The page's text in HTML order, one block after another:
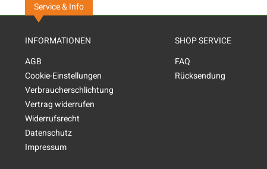
Service & Info
INFORMATIONEN
AGB
Cookie-Einstellungen
Verbraucherschlichtung
Vertrag widerrufen
Widerrufsrecht
Datenschutz
Impressum
SHOP SERVICE
FAQ
Rücksendung